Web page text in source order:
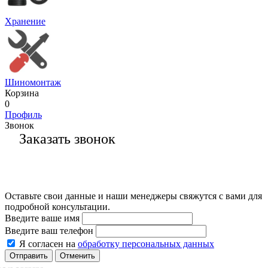
Хранение
Шиномонтаж
Корзина
0
Профиль
Звонок
Заказать звонок
Оставьте свои данные и наши менеджеры свяжутся с вами для
подробной консультации.
Введите ваше имя
Введите ваш телефон
Я согласен на обработку персональных данных
Отменить